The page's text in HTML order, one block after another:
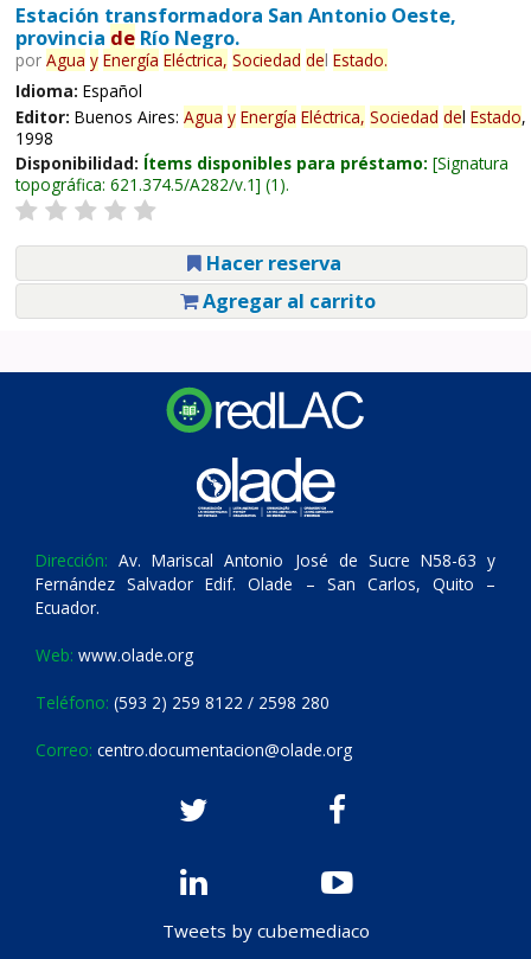
Estación transformadora San Antonio Oeste,
provincia deRío Negro.
por Agua y Energía Eléctrica, Sociedad del Estado.
Idioma: Español
Editor: Buenos Aires: Agua y Energía Eléctrica, Sociedad del Estado,
1998
Disponibilidad: Ítems disponibles para préstamo: Signatura
topográfica: 621.374.5/A282/v.1 (1).
Hacer reserva
Agregar al carrito
Dirección: Av. Mariscal Antonio José de Sucre N58-63 y
Fernández Salvador Edif. Olade – San Carlos, Quito –
Ecuador.
Web: www.olade.org
Teléfono: (593 2) 259 8122 / 2598 280
Correo: centro.documentacion@olade.org
Tweets by cubemediaco